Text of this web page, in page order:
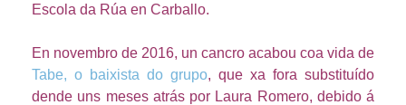
Escola da Rúa en Carballo.
En novembro de 2016, un cancro acabou coa vida de
Tabe, o baixista do grupo, que xa fora substituído
dende uns meses atrás por Laura Romero, debido á